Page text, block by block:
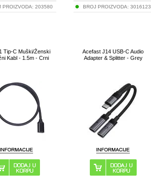
PROIZVODA: 203580 BROJ PROIZVODA: 3016123
Tip-C Muški/Ženski
Kabl - 1.5m - Crni
Acefast J14 USB-C Audio
Adapter & Splitter - Grey